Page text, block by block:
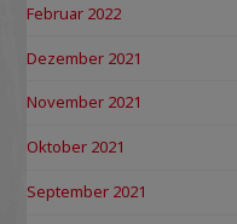
Februar 2022
Dezember 2021
November 2021
Oktober 2021
September 2021